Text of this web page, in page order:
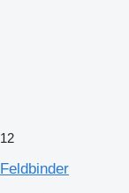
12
Feldbinder